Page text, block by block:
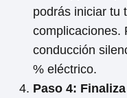
podrás iniciar tu
complicaciones.
conducción
% eléctrico.
Paso 4: